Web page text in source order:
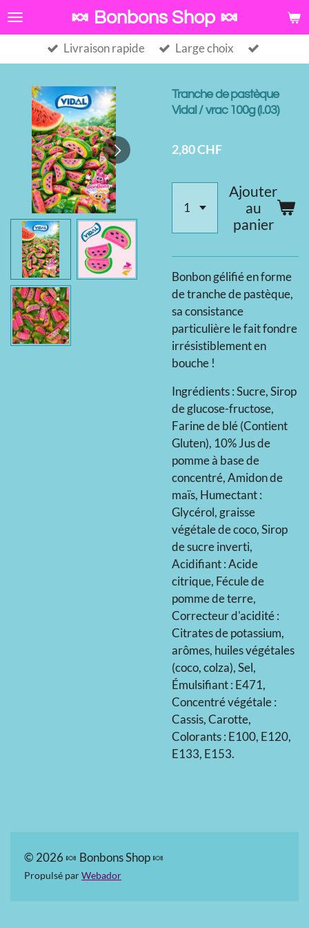
Passer
au
contenu
principal
🍬 Bonbons Shop 🍬
Livraison rapide Large choix
Tranche de pastèque
Vidal / vrac 100g (I.03)
2,80 CHF
Ajouter
au
panier
Bonbon gélifié en forme
de tranche de pastèque,
sa consistance
particulière le fait fondre
irrésistiblement en
bouche !
Ingrédients : Sucre, Sirop
de glucose-fructose,
Farine de blé (Contient
Gluten), 10% Jus de
pomme à base de
concentré, Amidon de
maïs, Humectant :
Glycérol, graisse
végétale de coco, Sirop
de sucre inverti,
Acidifiant : Acide
citrique, Fécule de
pomme de terre,
Correcteur d'acidité :
Citrates de potassium,
arômes, huiles végétales
(coco, colza), Sel,
Émulsifiant : E471,
Concentré végétale :
Cassis, Carotte,
Colorants : E100, E120,
E133, E153.
© 2026 🍬 Bonbons Shop 🍬
Propulsé parWebador